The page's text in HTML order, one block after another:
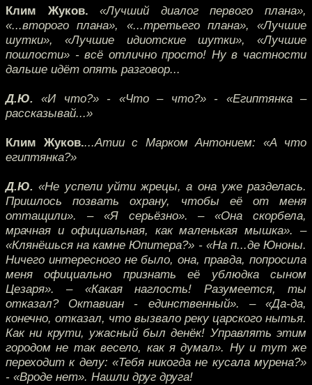
Клим Жуков. «Лучший диалог первого плана»,
«...второго плана», «...третьего плана», «Лучшие
шутки», «Лучшие идиотские шутки», «Лучшие
пошлости» - всё отлично просто! Ну в частности
дальше идёт опять разговор...
Д.Ю. «И что?» - «Что – что?» - «Египтянка –
рассказывай...»
Клим Жуков....Атии с Марком Антонием: «А что
египтянка?»
Д.Ю. «Не успели уйти жрецы, а она уже разделась.
Пришлось позвать охрану, чтобы её от меня
оттащили». – «Я серьёзно». – «Она скорбела,
мрачная и официальная, как маленькая мышка». –
«Клянёшься на камне Юпитера?» - «На п...де Юноны.
Ничего интересного не было, она, правда, попросила
меня официально признать её ублюдка сыном
Цезаря». – «Какая наглость! Разумеется, ты
отказал? Октавиан - единственный». – «Да-да,
конечно, отказал, что вызвало реку царского нытья.
Как ни крути, ужасный был денёк! Управлять этим
городом не так весело, как я думал». Ну и тут же
переходит к делу: «Тебя никогда не кусала мурена?»
- «Вроде нет». Нашли друг друга!